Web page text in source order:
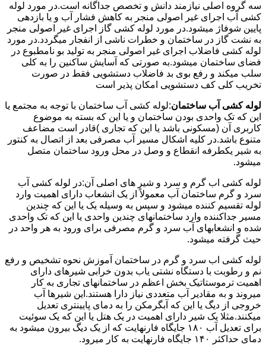
سه گروه اصلی نیازمند دانش و تخصص جداگانه است.در مورد لوله
کشی آب اجرای غیر اصولی منجر به کاهش فشار آب و یا بازدهی
پایین شوفاژ میشود.در مورد لوله کشی گاز اجرای غیر اصولی منجر
به نشت گاز در ساختمان و خطرات ناشی از انفجار میگردد.در مورد
لوله کشی فاضلاب اجرای غیر اصولی منجر به تولید بو نامطبوع در
فضای ساختمان میشود.به صورتی که آسایش ساکنین را به کلی
سلب میکند و رفع بوی بد فاضلاب دستشویی فقط در صورت
تخریب کلی کف دستشویی امکان پذیر است
لوله کشی آب ساختمان:لوله کشی آب ساختمان با توجه به مجتمع یا
این که تک واحدی بودن ساختمان و یا این که بسته به موضوع
کاربری آن (مسکونی باشد یا این که تجاری )قادر است مضاعف
متنوع باشد.در کلیه اشکال مسیر آب مصرفی بعد از اتصال به کنتور
به شیر یکطرفه انقطاع و وصل در محل ورود ساختمان متصل
میشود.
لوله کشی اب گرم و سرد و شیر های اصلی آن:در لوله کشی آب
سرد و گرم ساختمان آب معمولاً از یک انشعاب دارای اهمیت وارد
لوله تقسیم کننده میشود و سپس به وسیله یک یا این که چندین
مسیر جداکننده وارد ساختمانهای چندین واحدی یا این که تک واحدی
شده و انشعابهای آب سرد و گرم مصرفی برای ورود به هر واحد در
حیث گرفته میشود.
لوله کشی اب سرد و گرم در ساختمان آموزش نحوه تشخیص و رفع
نم و رطوبت با دستگاه نشتی یاب بدون خرابی شیرهای دارای
اهمیت ترموستاتیک بخش اعظم در ساختمانهای تجاری به کار
میروند و به مقادیر آب متعددی نیاز دارا هستند.این شیرها آب
خروجی از دیگ یا این که آبگرمکن را به دمای پایینتری تعدیل
میکنند.مثلا یک شیر دارای اهمیت در یک هتل یا این که یک سوئیت
برای تعدیل آب ۱۸۰ جایگاه فارنهایت که از یک دیگ بیرون میشود به
دمای حداکثر ۱۴۰ جایگاه فارنهایت به کار میرود.